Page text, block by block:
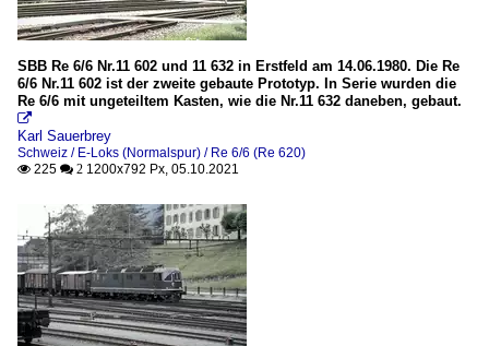
SBB Re 6/6 Nr.11 602 und 11 632 in Erstfeld am 14.06.1980. Die Re
6/6 Nr.11 602 ist der zweite gebaute Prototyp. In Serie wurden die
Re 6/6 mit ungeteiltem Kasten, wie die Nr.11 632 daneben, gebaut.

Karl Sauerbrey
Schweiz / E-Loks (Normalspur) / Re 6/6 (Re 620)
 225  2 1200x792 Px, 05.10.2021